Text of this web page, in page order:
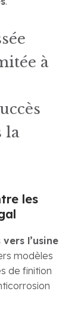
à
la
les
l’usine
modèles
de finition